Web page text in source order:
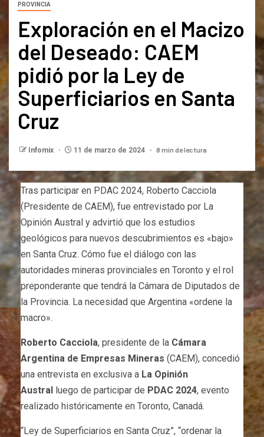
PROVINCIA
Exploración en el Macizo
del Deseado: CAEM
pidió por la Ley de
Superficiarios en Santa
Cruz
Infomix 11 de marzo de 2024 8 min de lectura
Tras participar en PDAC 2024, Roberto Cacciola
(Presidente de CAEM), fue entrevistado por La
Opinión Austral y advirtió que los estudios
geológicos para nuevos descubrimientos es «bajo»
en Santa Cruz. Cómo fue el diálogo con las
autoridades mineras provinciales en Toronto y el rol
preponderante que tendrá la Cámara de Diputados de
la Provincia. La necesidad que Argentina «ordene la
macro».
Roberto Cacciola, presidente de la Cámara
Argentina de Empresas Mineras (CAEM), concedió
una entrevista en exclusiva a La Opinión
Austral luego de participar de PDAC 2024, evento
realizado históricamente en Toronto, Canadá.
“Ley de Superficiarios en Santa Cruz”, “ordenar la